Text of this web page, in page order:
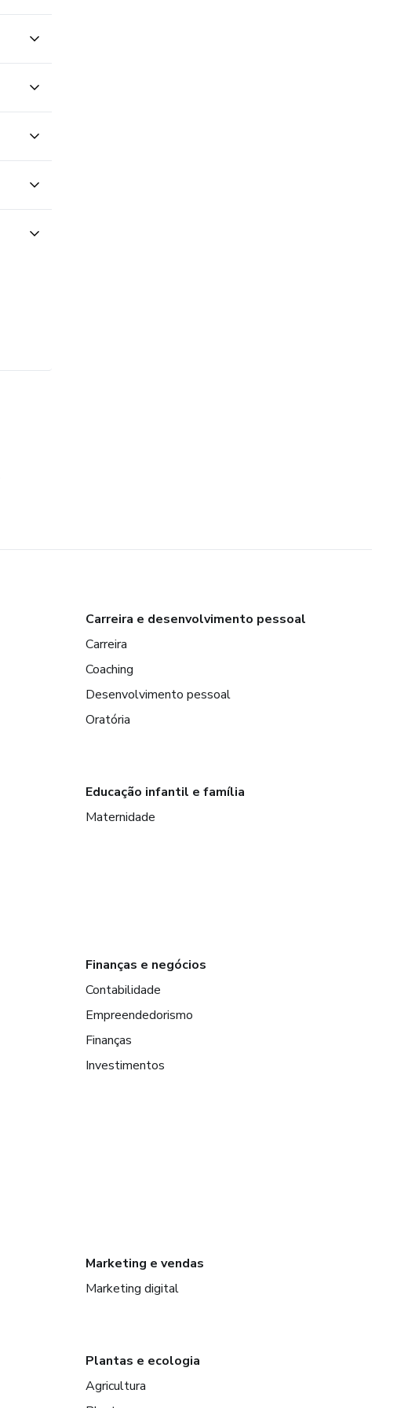
Carreira e desenvolvimento pessoal
Carreira
Coaching
Desenvolvimento pessoal
Oratória
Educação infantil e família
Maternidade
Finanças e negócios
Contabilidade
Empreendedorismo
Finanças
Investimentos
Marketing e vendas
Marketing digital
Plantas e ecologia
Agricultura